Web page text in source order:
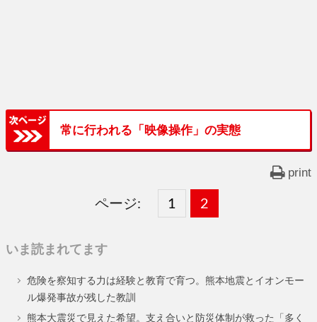
常に行われる「映像操作」の実態
print
ページ:
固
ー
ジ
1 ,
固
ー
ジ
2
いま読まれてます
危険を察知する力は経験と教育で育つ。熊本地震とイオンモー
ル爆発事故が残した教訓
熊本大震災で見えた希望。支え合いと防災体制が救った「多く